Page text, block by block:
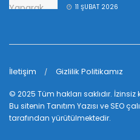
11 ŞUBAT 2026
İletişim Gizlilik Politikamız
© 2025 Tüm hakları saklıdır.
Bu sitenin Tanıtım Yazısı ve SEO
tarafından yürütülmektedir.